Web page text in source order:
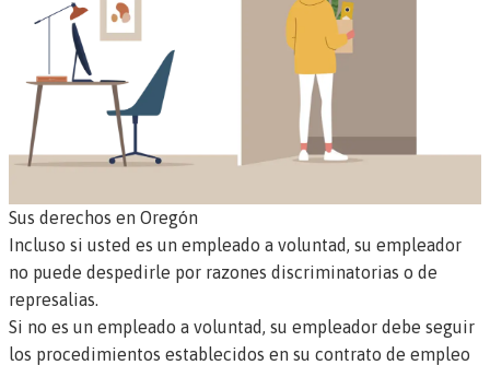
Sus derechos en Oregón
Incluso si usted es un empleado a voluntad, su empleador
no puede despedirle por razones discriminatorias o de
represalias.
Si no es un empleado a voluntad, su empleador debe seguir
los procedimientos establecidos en su contrato de empleo